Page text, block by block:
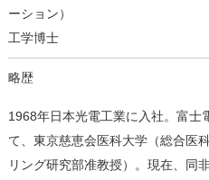
ーション）
工学博士
略歴
1968年日本光電工業に入社。富士
て、東京慈恵会医科大学（総合医
リング研究部准教授）。現在、同